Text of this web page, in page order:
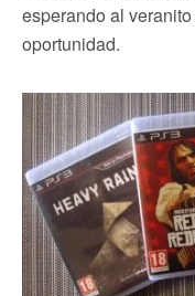
esperando al
oportunidad.